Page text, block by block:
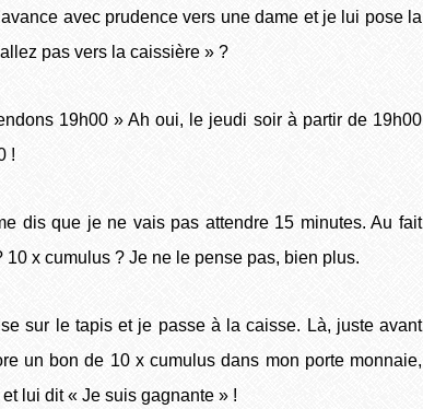
avec prudence vers une dame et je lui pose la
pas vers la caissière » ?
19h00 » Ah oui, le jeudi soir à partir de 19h00
!
dis que je ne vais pas attendre 15 minutes. Au fait
x cumulus ? Je ne le pense pas, bien plus.
sur le tapis et je passe à la caisse. Là, juste avant
un bon de 10 x cumulus dans mon porte monnaie,
lui dit « Je suis gagnante » !